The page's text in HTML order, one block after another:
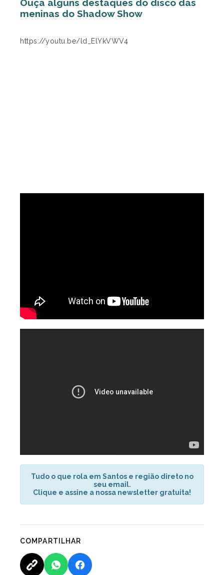
Ouça alguns destaques do disco das
meninas do Shadow Show
https://youtu.be/ld_ElYkVWV4
Tudo o que rola em Santos e região direto no
seu email.
Clique e assine a nossa newsletter gratuita!
COMPARTILHAR